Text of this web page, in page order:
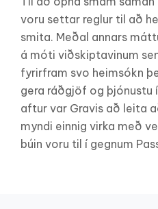
voru settar reglur til að
smita. Meðal annars
á móti viðskiptavinum
fyrirfram svo heimsókn
gera ráðgjöf og þjónustu
aftur var Gravis að leita
myndi einnig virka með
búin voru til í gegnum